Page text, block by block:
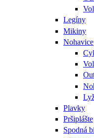
Legíny
Mikiny
Nohavice
Plavky
Pršiplášte
Spodná